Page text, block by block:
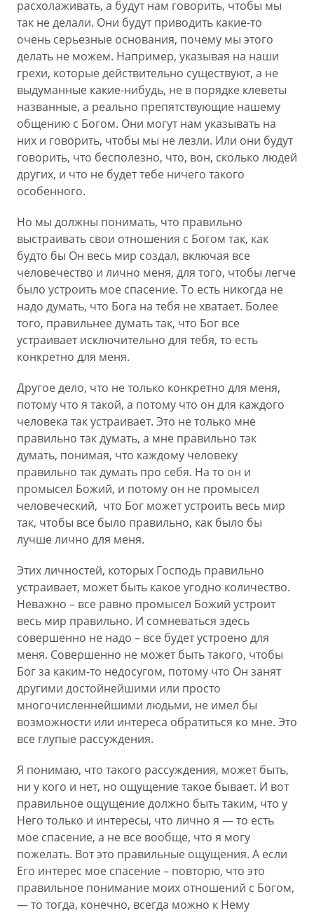
расхолаживать, а будут нам говорить, чтобы мы
так не делали. Они будут приводить какие-то
очень серьезные основания, почему мы этого
делать не можем. Например, указывая на наши
грехи, которые действительно существуют, а не
выдуманные какие-нибудь, не в порядке клеветы
названные, а реально препятствующие нашему
общению с Богом. Они могут нам указывать на
них и говорить, чтобы мы не лезли. Или они будут
говорить, что бесполезно, что, вон, сколько людей
других, и что не будет тебе ничего такого
особенного.
Но мы должны понимать, что правильно
выстраивать свои отношения с Богом так, как
будто бы Он весь мир создал, включая все
человечество и лично меня, для того, чтобы легче
было устроить мое спасение. То есть никогда не
надо думать, что Бога на тебя не хватает. Более
того, правильнее думать так, что Бог все
устраивает исключительно для тебя, то есть
конкретно для меня.
Другое дело, что не только конкретно для меня,
потому что я такой, а потому что он для каждого
человека так устраивает. Это не только мне
правильно так думать, а мне правильно так
думать, понимая, что каждому человеку
правильно так думать про себя. На то он и
промысел Божий, и потому он не промысел
человеческий, что Бог может устроить весь мир
так, чтобы все было правильно, как было бы
лучше лично для меня.
Этих личностей, которых Господь правильно
устраивает, может быть какое угодно количество.
Неважно – все равно промысел Божий устроит
весь мир правильно. И сомневаться здесь
совершенно не надо – все будет устроено для
меня. Совершенно не может быть такого, чтобы
Бог за каким-то недосугом, потому что Он занят
другими достойнейшими или просто
многочисленнейшими людьми, не имел бы
возможности или интереса обратиться ко мне. Это
все глупые рассуждения.
Я понимаю, что такого рассуждения, может быть,
ни у кого и нет, но ощущение такое бывает. И вот
правильное ощущение должно быть таким, что у
Него только и интересы, что лично я — то есть
мое спасение, а не все вообще, что я могу
пожелать. Вот это правильные ощущения. А если
Его интерес мое спасение – повторю, что это
правильное понимание моих отношений с Богом,
— то тогда, конечно, всегда можно к Нему